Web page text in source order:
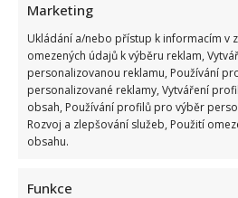
Marketing
Ukládání a/nebo přístup k informacím v
omezených údajů k výběru reklam,
personalizovanou reklamu, Používání
personalizované reklamy, Vytváření
obsah, Používání profilů pro výběr
Rozvoj a zlepšování služeb, Použití
obsahu.
Funkce
about
Ester
Ledecká
přes
sociální
sítě
bojuje
o
možnost
znovu
závodit
v
sportech